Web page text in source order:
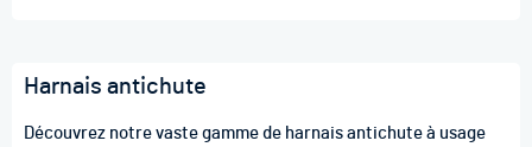
Harnais antichute
Découvrez notre vaste gamme de harnais antichute à usage